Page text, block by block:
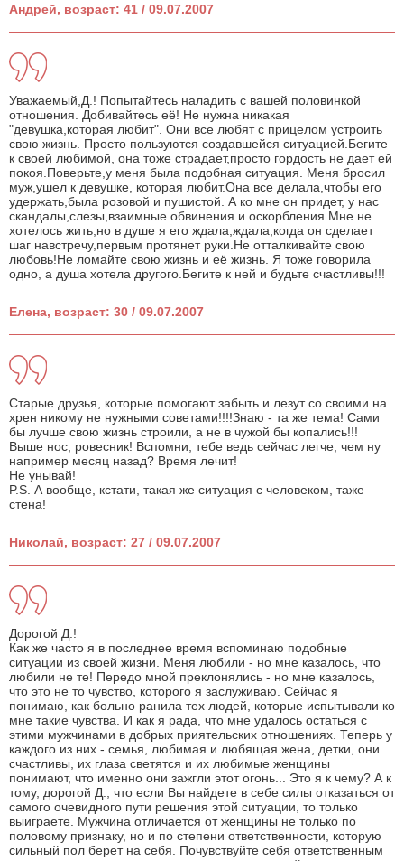
Андрей, возраст: 41 / 09.07.2007
Уважаемый,Д.! Попытайтесь наладить с вашей половинкой
отношения. Добивайтесь её! Не нужна никакая
"девушка,которая любит". Они все любят с прицелом устроить
свою жизнь. Просто пользуются создавшейся ситуацией.Бегите
к своей любимой, она тоже страдает,просто гордость не дает ей
покоя.Поверьте,у меня была подобная ситуация. Меня бросил
муж,ушел к девушке, которая любит.Она все делала,чтобы его
удержать,была розовой и пушистой. А ко мне он придет, у нас
скандалы,слезы,взаимные обвинения и оскорбления.Мне не
хотелось жить,но в душе я его ждала,ждала,когда он сделает
шаг навстречу,первым протянет руки.Не отталкивайте свою
любовь!Не ломайте свою жизнь и её жизнь. Я тоже говорила
одно, а душа хотела другого.Бегите к ней и будьте счастливы!!!
Елена, возраст: 30 / 09.07.2007
Старые друзья, которые помогают забыть и лезут со своими на
хрен никому не нужными советами!!!!Знаю - та же тема! Сами
бы лучше свою жизнь строили, а не в чужой бы копались!!!
Выше нос, ровесник! Вспомни, тебе ведь сейчас легче, чем ну
например месяц назад? Время лечит!
Не унывай!
P.S. А вообще, кстати, такая же ситуация с человеком, таже
стена!
Николай, возраст: 27 / 09.07.2007
Дорогой Д.!
Как же часто я в последнее время вспоминаю подобные
ситуации из своей жизни. Меня любили - но мне казалось, что
любили не те! Передо мной преклонялись - но мне казалось,
что это не то чувство, которого я заслуживаю. Сейчас я
понимаю, как больно ранила тех людей, которые испытывали ко
мне такие чувства. И как я рада, что мне удалось остаться с
этими мужчинами в добрых приятельских отношениях. Теперь у
каждого из них - семья, любимая и любящая жена, детки, они
счастливы, их глаза светятся и их любимые женщины
понимают, что именно они зажгли этот огонь... Это я к чему? А к
тому, дорогой Д., что если Вы найдете в себе силы отказаться от
самого очевидного пути решения этой ситуации, то только
выиграете. Мужчина отличается от женщины не только по
половому признаку, но и по степени ответственности, которую
сильный пол берет на себя. Почувствуйте себя ответственным